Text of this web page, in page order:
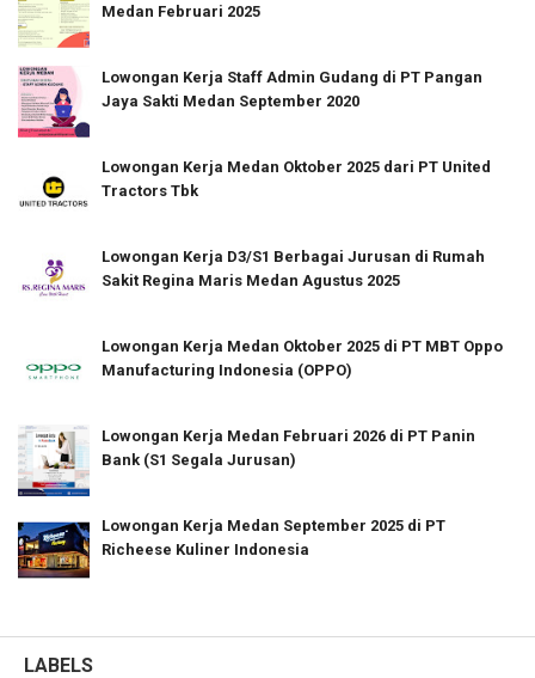
Medan Februari 2025
Lowongan Kerja Staff Admin Gudang di PT Pangan
Jaya Sakti Medan September 2020
Lowongan Kerja Medan Oktober 2025 dari PT United
Tractors Tbk
Lowongan Kerja D3/S1 Berbagai Jurusan di Rumah
Sakit Regina Maris Medan Agustus 2025
Lowongan Kerja Medan Oktober 2025 di PT MBT Oppo
Manufacturing Indonesia (OPPO)
Lowongan Kerja Medan Februari 2026 di PT Panin
Bank (S1 Segala Jurusan)
Lowongan Kerja Medan September 2025 di PT
Richeese Kuliner Indonesia
LABELS